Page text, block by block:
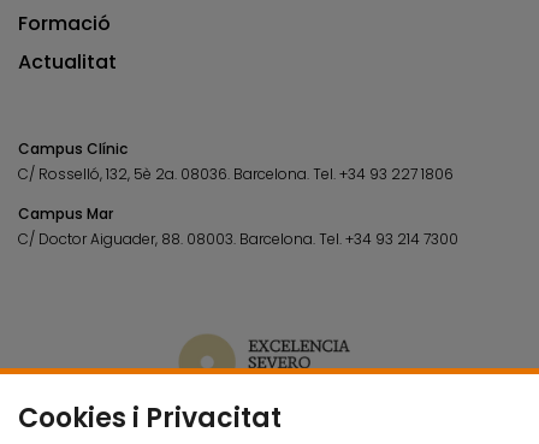
Cookies i Privacitat
Formació
Actualitat
Campus Clínic
C/ Rosselló, 132, 5è 2a. 08036. Barcelona.Tel.+34 93 227 1806
Campus Mar
C/ Doctor Aiguader, 88. 08003. Barcelona.Tel.+34 93 214 7300